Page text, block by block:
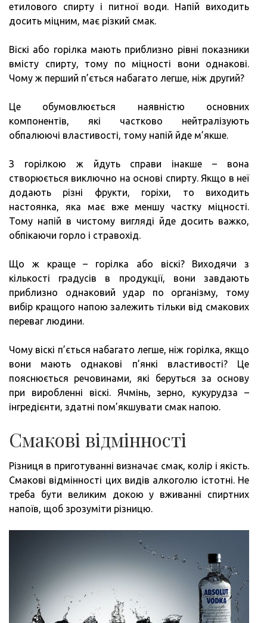
етилового спирту і питної води. Напій виходить
досить міцним, має різкий смак.
Віскі або горілка мають приблизно рівні показники
вмісту спирту, тому по міцності вони однакові.
Чому ж перший п’ється набагато легше, ніж другий?
Це обумовлюється наявністю основних
компонентів, які частково нейтралізують
обпалюючі властивості, тому напій йде м’якше.
З горілкою ж йдуть справи інакше – вона
створюється виключно на основі спирту. Якщо в неї
додають різні фрукти, горіхи, то виходить
настоянка, яка має вже меншу частку міцності.
Тому напій в чистому вигляді йде досить важко,
обпікаючи горло і стравохід.
Що ж краще – горілка або віскі? Виходячи з
кількості градусів в продукції, вони завдають
приблизно однаковий удар по організму, тому
вибір кращого напою залежить тільки від смакових
переваг людини.
Чому віскі п’ється набагато легше, ніж горілка, якщо
вони мають однакові п’янкі властивості? Це
пояснюється речовинами, які беруться за основу
при виробленні віскі. Ячмінь, зерно, кукурудза –
інгредієнти, здатні пом’якшувати смак напою.
Смакові відмінності
Різниця в приготуванні визначає смак, колір і якість.
Смакові відмінності цих видів алкоголю істотні. Не
треба бути великим докою у вживанні спиртних
напоїв, щоб зрозуміти різницю.